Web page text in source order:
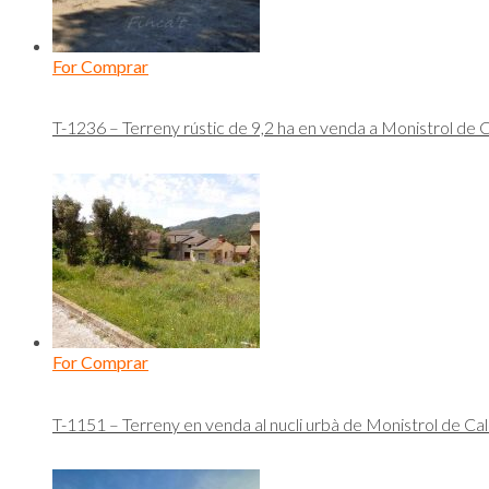
For Comprar
T-1236 – Terreny rústic de 9,2 ha en venda a Monistrol de
For Comprar
T-1151 – Terreny en venda al nucli urbà de Monistrol de